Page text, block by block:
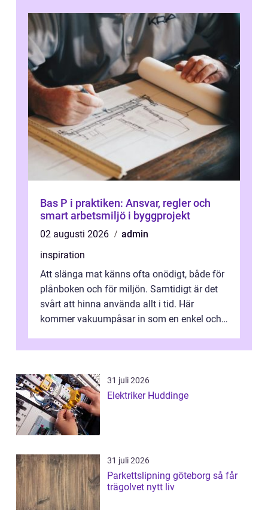
Bas P i praktiken: Ansvar, regler och
smart arbetsmiljö i byggprojekt
02 augusti 2026
admin
inspiration
Att slänga mat känns ofta onödigt, både för
plånboken och för miljön. Samtidigt är det
svårt att hinna använda allt i tid. Här
kommer vakuumpåsar in som en enkel och
31 juli 2026
Elektriker Huddinge
31 juli 2026
Parkettslipning göteborg så får
trägolvet nytt liv